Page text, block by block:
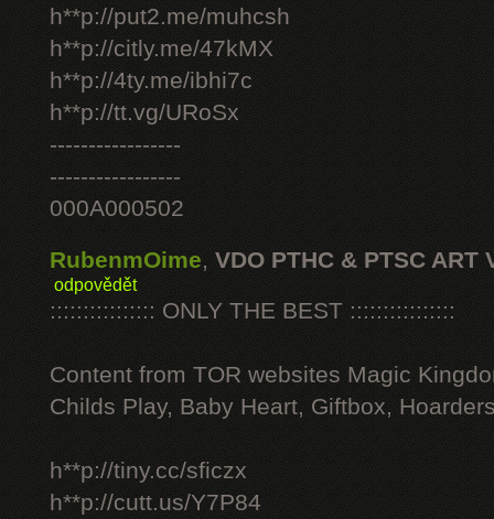
h**p://put2.me/muhcsh
h**p://citly.me/47kMX
h**p://4ty.me/ibhi7c
h**p://tt.vg/URoSx
-----------------
-----------------
000A000502
RubenmOime, VDO PTHC & PTSC ART
odpovědět
:::::::::::::::: ONLY THE BEST ::::::::::::::::
Content from TOR websites Magic
Childs Play, Baby Heart, Giftbox,
h**p://tiny.cc/sficzx
h**p://cutt.us/Y7P84